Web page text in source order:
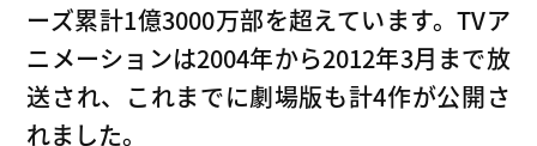
ーズ累計1億3000万部を超えています。TVア
ニメーションは2004年から2012年3月まで放
送され、これまでに劇場版も計4作が公開さ
れました。